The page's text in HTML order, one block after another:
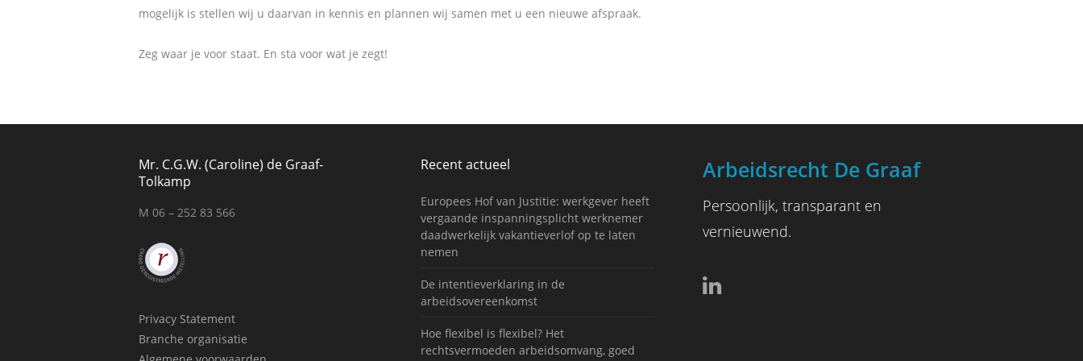
mogelijk is stellen wij u daarvan in kennis en plannen wij samen met u een nieuwe afspraak.
Zeg waar je voor staat. En sta voor wat je zegt!
Mr. C.G.W. (Caroline) de Graaf-
Tolkamp
M 06 – 252 83 566
Privacy Statement
Branche organisatie
Recent actueel
Europees Hof van Justitie: werkgever heeft
vergaande inspanningsplicht werknemer
daadwerkelijk vakantieverlof op te laten
nemen
De intentieverklaring in de
arbeidsovereenkomst
Hoe flexibel is flexibel? Het
rechtsvermoeden arbeidsomvang, goed
Arbeidsrecht De Graaf
Persoonlijk, transparant en
vernieuwend.